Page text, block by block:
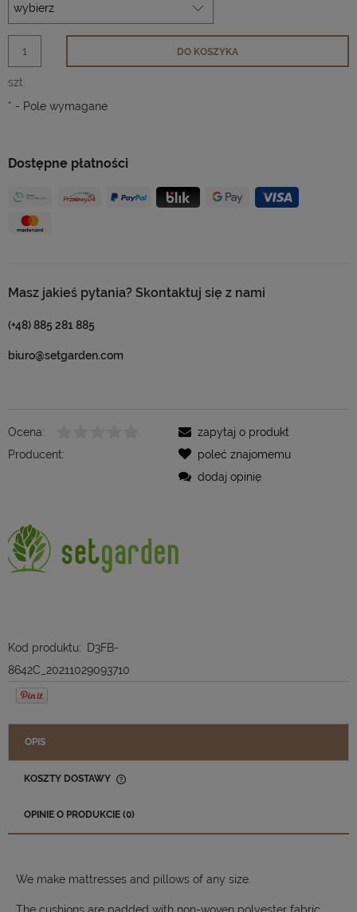
Dostępne płatności
Masz jakieś pytania? Skontaktuj się z nami
(+48) 885 281 885
biuro@setgarden.com
szt.
DO KOSZYKA
* - Pole wymagane
Ocena:
Producent:
Kod produktu:
D3FB-
8642C_20211029093710
zapytaj o produkt
poleć znajomemu
dodaj opinię
OPIS
KOSZTY DOSTAWY
OPINIE O PRODUKCIE (0)
We make mattresses and pillows of any size.
The cushions are padded with non-woven polyester fabric,